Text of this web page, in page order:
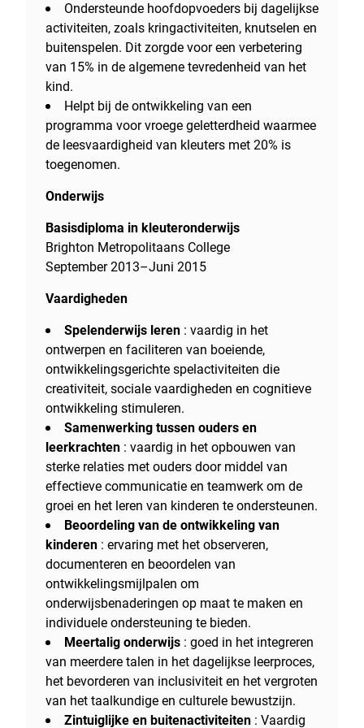
Ondersteunde hoofdopvoeders bij dagelijkse
activiteiten, zoals kringactiviteiten, knutselen en
buitenspelen. Dit zorgde voor een verbetering
van 15% in de algemene tevredenheid van het
kind.
Helpt bij de ontwikkeling van een
programma voor vroege geletterdheid waarmee
de leesvaardigheid van kleuters met 20% is
toegenomen.
Onderwijs
Basisdiploma in kleuteronderwijs
Brighton Metropolitaans College
September 2013–Juni 2015
Vaardigheden
Spelenderwijs leren : vaardig in het
ontwerpen en faciliteren van boeiende,
ontwikkelingsgerichte spelactiviteiten die
creativiteit, sociale vaardigheden en cognitieve
ontwikkeling stimuleren.
Samenwerking tussen ouders en
leerkrachten : vaardig in het opbouwen van
sterke relaties met ouders door middel van
effectieve communicatie en teamwerk om de
groei en het leren van kinderen te ondersteunen.
Beoordeling van de ontwikkeling van
kinderen : ervaring met het observeren,
documenteren en beoordelen van
ontwikkelingsmijlpalen om
onderwijsbenaderingen op maat te maken en
individuele ondersteuning te bieden.
Meertalig onderwijs : goed in het integreren
van meerdere talen in het dagelijkse leerproces,
het bevorderen van inclusiviteit en het vergroten
van het taalkundige en culturele bewustzijn.
Zintuiglijke en buitenactiviteiten : Vaardig